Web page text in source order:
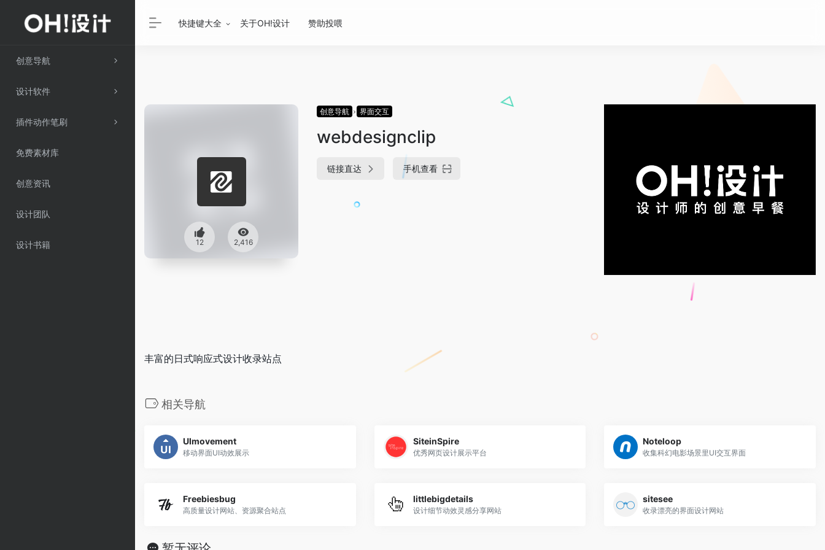
创意导航
设计软件
插件动作笔刷
免费素材库
创意资讯
设计团队
设计书籍
快捷键大全 关于OH!设计 赞助投喂
12 2,416
创意导航 界面交互
webdesignclip
链接直达 手机查看
丰富的日式响应式设计收录站点
相关导航
UImovement
移动界面UI动效展示
SiteinSpire
优秀网页设计展示平台
Noteloop
收集科幻电影场景里UI交互界面
Freebiesbug
高质量设计网站、资源聚合站点
littlebigdetails
设计细节动效灵感分享网站
sitesee
收录漂亮的界面设计网站